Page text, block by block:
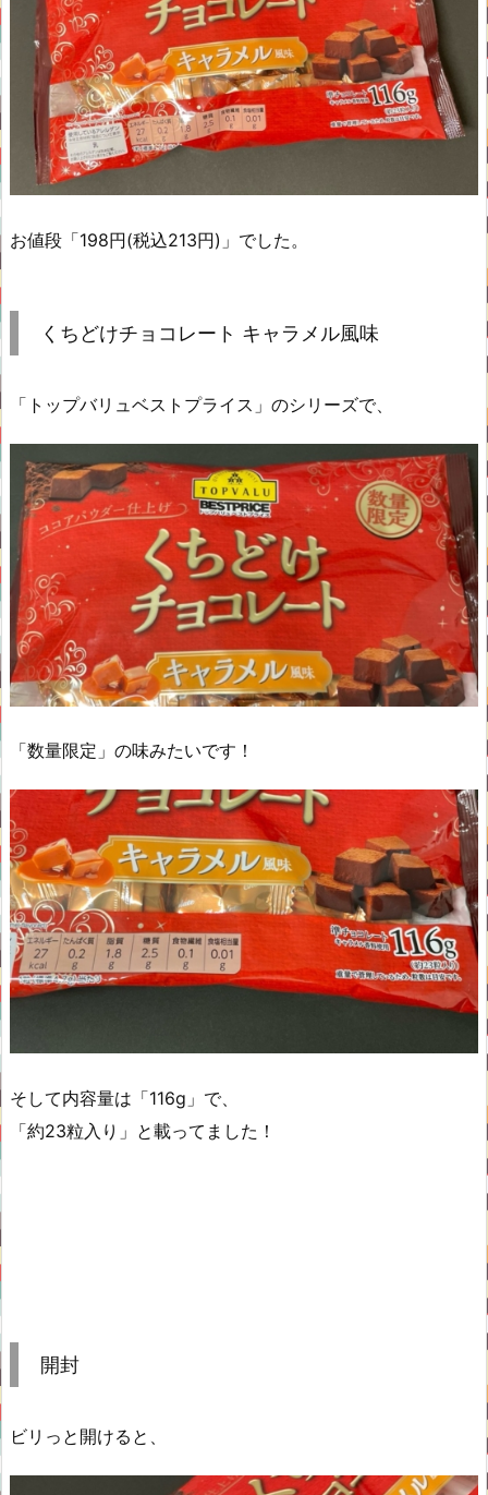
お値段「198円(税込213円)」でした。
くちどけチョコレート キャラメル風味
「トップバリュベストプライス」のシリーズで、
「数量限定」の味みたいです！
そして内容量は「116g」で、
「約23粒入り」と載ってました！
開封
ビリっと開けると、